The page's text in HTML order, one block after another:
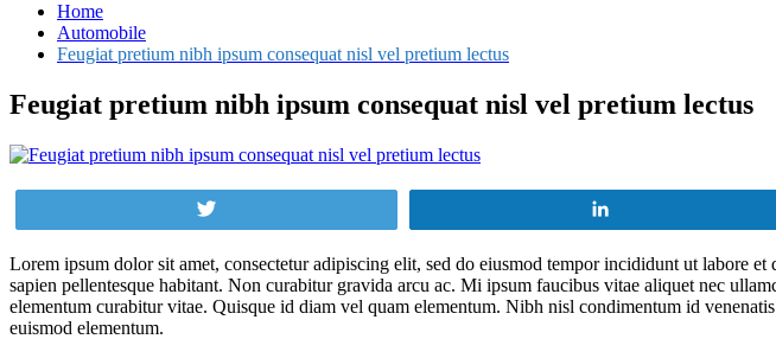
Home
Automobile
Feugiat pretium nibh ipsum consequat nisl vel pretium lectus
Feugiat pretium nibh ipsum consequat nisl vel pretium lectus
Lorem ipsum dolor sit amet, consectetur adipiscing elit, sed do eiusmod tempor incididunt ut labore
sapien pellentesque habitant. Non curabitur gravida arcu ac. Mi ipsum faucibus vitae aliquet nec
elementum curabitur vitae. Quisque id diam vel quam elementum. Nibh nisl condimentum id
euismod elementum.